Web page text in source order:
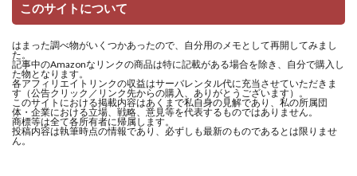
このサイトについて
はまった調べ物がいくつかあったので、自分用のメモとして再開してみまし
た。
記事中のAmazonなリンクの商品は特に記載がある場合を除き、自分で購入し
た物となります。
各アフィリエイトリンクの収益はサーバレンタル代に充当させていただきま
す（公告クリック／リンク先からの購入、ありがとうございます）。
このサイトにおける掲載内容はあくまで私自身の見解であり、私の所属団
体・企業における立場、戦略、意見等を代表するものではありません。
商標等は全て各所有者に帰属します。
投稿内容は執筆時点の情報であり、必ずしも最新のものであるとは限りませ
ん。